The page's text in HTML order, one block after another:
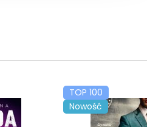
TOP 100
Nowość